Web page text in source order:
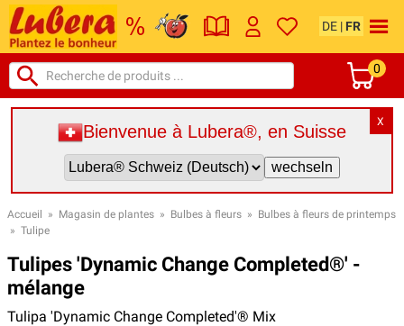
DE | FR
0
X
Bienvenue à Lubera®, en Suisse
Accueil » Magasin de plantes » Bulbes à fleurs » Bulbes à fleurs de printemps
» Tulipe
Tulipes 'Dynamic Change Completed®' -
mélange
Tulipa 'Dynamic Change Completed'® Mix